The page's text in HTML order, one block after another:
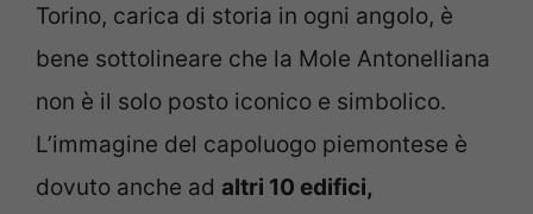
Torino, carica di storia in ogni angolo, è
bene sottolineare che la Mole Antonelliana
non è il solo posto iconico e simbolico.
L’immagine del capoluogo piemontese è
dovuto anche ad altri 10 edifici,